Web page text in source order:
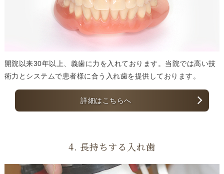
開院以来30年以上、義歯に力を入れております。当院では高い技
術力とシステムで患者様に合う入れ歯を提供しております。
詳細はこちらへ
4. 長持ちする入れ歯